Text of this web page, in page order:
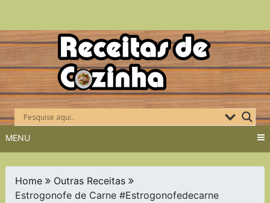
Skip
to
content
MENU
Home
Outras Receitas
Estrogonofe de Carne #Estrogonofedecarne